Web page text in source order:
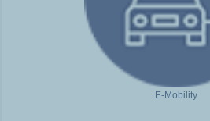
E-Mobility